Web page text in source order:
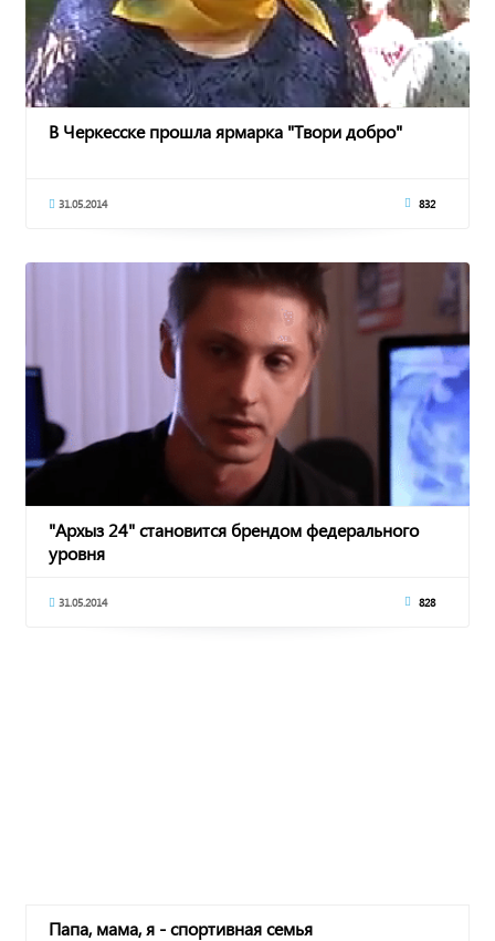
В Черкесске прошла ярмарка "Твори добро"
31.05.2014 832
"Архыз 24" становится брендом федерального
уровня
31.05.2014 828
Папа, мама, я - спортивная семья